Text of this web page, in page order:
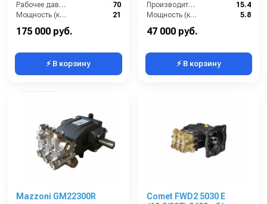
Рабочее давление (бар):
70
Мощность (кВт):
21
175 000 руб.
⚡ В корзину
Производительность (л/мин):
15.4
Мощность (кВт):
5.8
Обороты двигателя (об/мин):
47 000 руб.
⚡ В корзину
Mazzoni GM22300R
Comet FWD2 5030 E